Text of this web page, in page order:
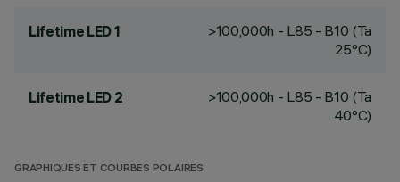
Lifetime LED 1
>100,000h - L85 - B10 (Ta
25°C)
Lifetime LED 2
>100,000h - L85 - B10 (Ta
40°C)
GRAPHIQUES ET COURBES POLAIRES